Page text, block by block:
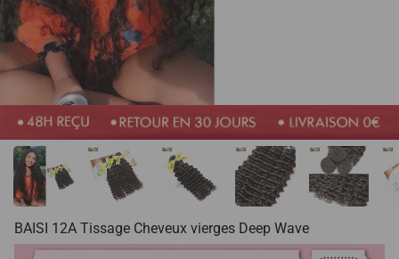
BAISI 12A Tissage Cheveux vierges Deep Wave